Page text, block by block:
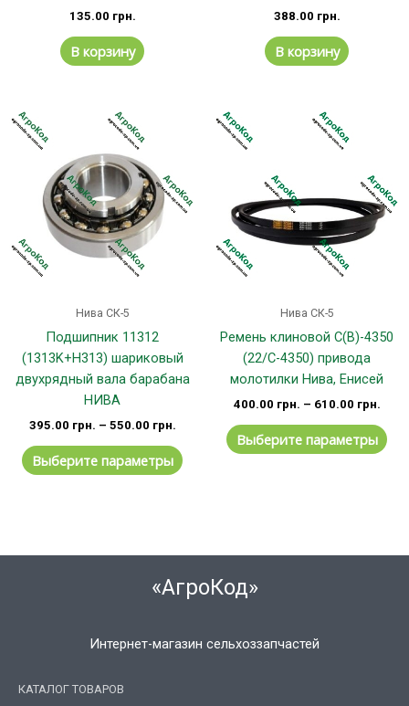
135.00 грн.
В корзину
388.00 грн.
В корзину
Нива СК-5
Подшипник 11312
(1313K+H313) шариковый
двухрядный вала барабана
НИВА
395.00 грн. – 550.00 грн.
Выберите параметры
вариаций.
можно
выбрать
товара.
Нива СК-5
Ремень клиновой С(В)-4350
(22/С-4350) привода
молотилки Нива, Енисей
400.00 грн. – 610.00 грн.
Выберите параметры
«АгроКод»
Интернет-магазин сельхоззапчастей
КАТАЛОГ ТОВАРОВ